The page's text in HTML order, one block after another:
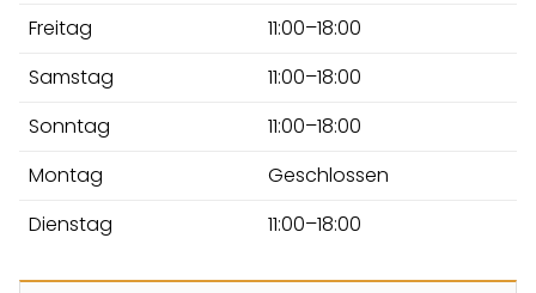
Freitag
11:00–18:00
Samstag
11:00–18:00
Sonntag
11:00–18:00
Montag
Geschlossen
Dienstag
11:00–18:00